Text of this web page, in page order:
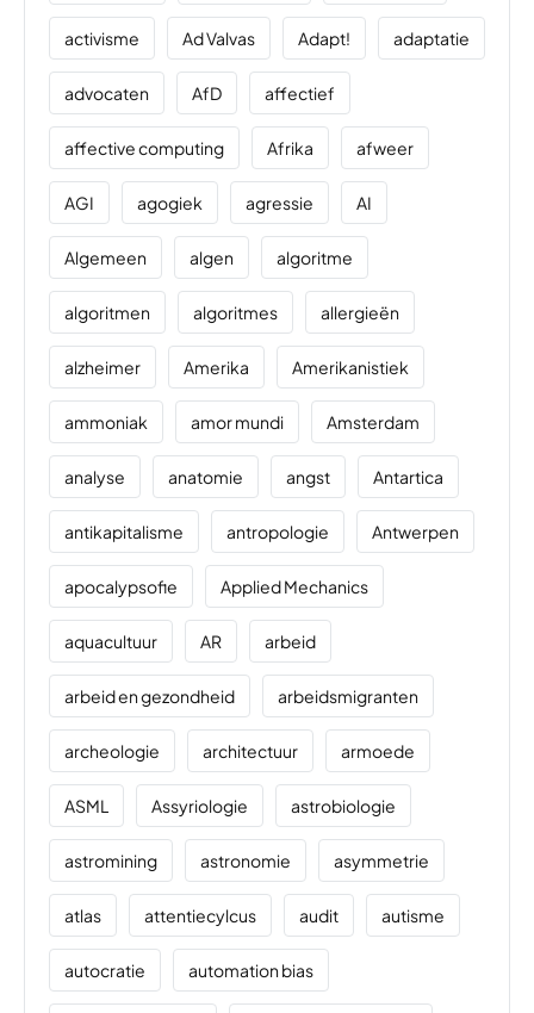
activisme Ad Valvas Adapt! adaptatie
advocaten AfD affectief
affective computing Afrika afweer
AGI agogiek agressie AI
Algemeen algen algoritme
algoritmen algoritmes allergieën
alzheimer Amerika Amerikanistiek
ammoniak amor mundi Amsterdam
analyse anatomie angst Antartica
antikapitalisme antropologie Antwerpen
apocalypsofie Applied Mechanics
aquacultuur AR arbeid
arbeid en gezondheid arbeidsmigranten
archeologie architectuur armoede
ASML Assyriologie astrobiologie
astromining astronomie asymmetrie
atlas attentiecylcus audit autisme
autocratie automation bias